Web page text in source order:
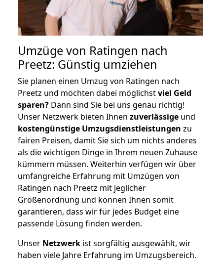
Umzüge von Ratingen nach
Preetz: Günstig umziehen
Sie planen einen Umzug von Ratingen nach
Preetz und möchten dabei möglichstviel Geld
sparen? Dann sind Sie bei uns genau richtig!
Unser Netzwerk bieten Ihnen zuverlässige und
kostengünstige Umzugsdienstleistungen zu
fairen Preisen, damit Sie sich um nichts anderes
als die wichtigen Dinge in Ihrem neuen Zuhause
kümmern müssen. Weiterhin verfügen wir über
umfangreiche Erfahrung mit Umzügen von
Ratingen nach Preetz mit jeglicher
Größenordnung und können Ihnen somit
garantieren, dass wir für jedes Budget eine
passende Lösung finden werden.
Unser Netzwerk ist sorgfältig ausgewählt, wir
haben viele Jahre Erfahrung im Umzugsbereich.